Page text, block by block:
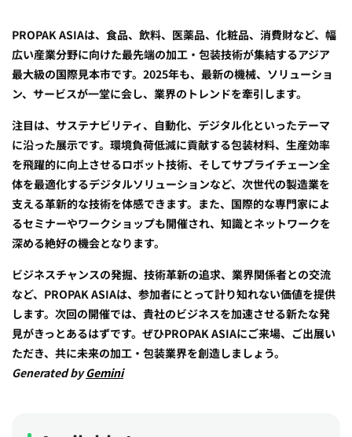
PROPAK ASIAは、食品、飲料、医薬品、化粧品、消費財など、幅
広い産業分野に向けた最先端の加工・包装技術が集結するアジア
最大級の国際見本市です。2025年も、最新の機械、ソリューショ
ン、サービスが一堂に会し、業界のトレンドを牽引します。
注目は、サステナビリティ、自動化、デジタル化といったテーマ
に沿った展示です。環境負荷低減に貢献する包装材料、生産効率
を飛躍的に向上させるロボット技術、そしてサプライチェーン全
体を最適化するデジタルソリューションなど、次世代の製造業を
支える革新的な技術を体感できます。また、国際的な専門家によ
るセミナーやワークショップも開催され、知識とネットワークを
深める絶好の機会となります。
ビジネスチャンスの発掘、技術革新の追求、業界関係者との交流
など、PROPAK ASIAは、参加者にとって計り知れない価値を提供
します。次回の開催では、貴社のビジネスを加速させる新たな発
見がきっとあるはずです。ぜひPROPAK ASIAにご来場、ご出展い
ただき、共に未来の加工・包装業界を創造しましょう。
Generated byGemini